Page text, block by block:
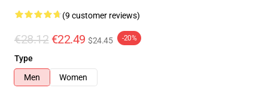
(9 customer reviews)
€28.12 €22.49 $24.45 -20%
Type
Men
Women